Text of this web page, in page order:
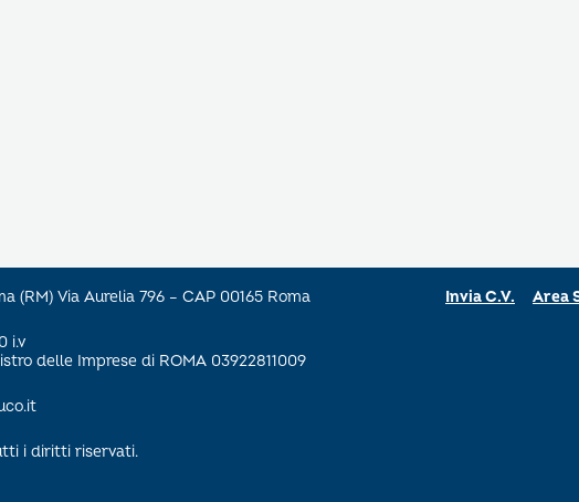
(RM) Via Aurelia 796 – CAP 00165 Roma
i.v
delle Imprese di ROMA 03922811009
i diritti riservati.
Invia C.V. Area